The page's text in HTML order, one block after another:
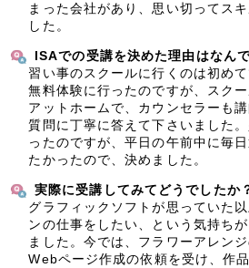
まった会社があり、思い切ってス
した。
ISAでの受講を決めた理由はなん
習い事のスクールに行くのは初め
無料体験に行ったのですが、スク
アットホームで、カウンセラーも講
質問に丁寧に答えて下さいました
ったのですが、平日の午前中に毎
たかったので、決めました。
実際に受講してみてどうでしたか
グラフィックソフトが思っていた
ンの仕事をしたい、という気持ち
ました。今では、フラワーアレン
Webページ作成の依頼を受け、作